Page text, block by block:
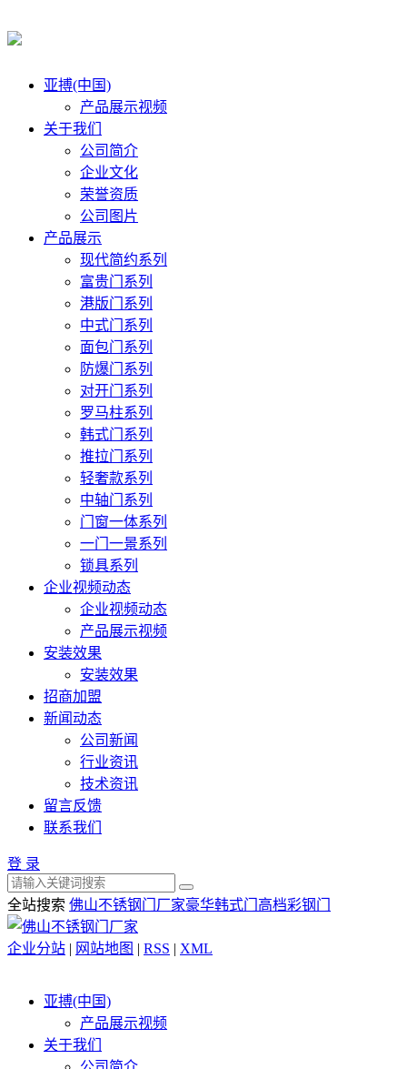
亚搏(中国)
产品展示视频
关于我们
公司简介
企业文化
荣誉资质
公司图片
产品展示
现代简约系列
富贵门系列
港版门系列
中式门系列
面包门系列
防爆门系列
对开门系列
罗马柱系列
韩式门系列
推拉门系列
轻奢款系列
中轴门系列
门窗一体系列
一门一景系列
锁具系列
企业视频动态
企业视频动态
产品展示视频
安装效果
安装效果
招商加盟
新闻动态
公司新闻
行业资讯
技术资讯
留言反馈
联系我们
登 录
全站搜索 佛山不锈钢门厂家豪华韩式门 高档彩钢门
企业分站 | 网站地图 | RSS | XML
亚搏(中国)
产品展示视频
关于我们